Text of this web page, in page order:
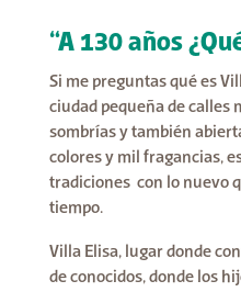
“A 130 años
Si me preguntas qué es
ciudad pequeña de calles
sombrías y también
colores y mil fragancias,
tradiciones con lo nuevo
tiempo.
Villa Elisa, lugar donde
de conocidos, donde los